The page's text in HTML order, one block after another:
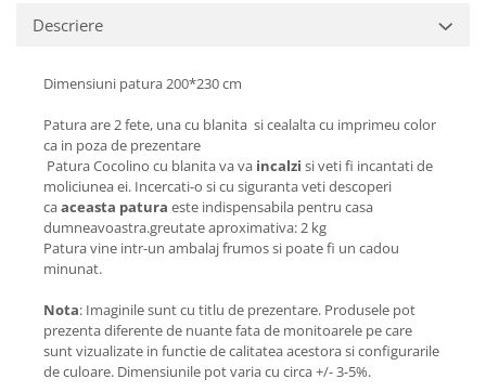
Descriere
Dimensiuni patura 200*230 cm
Patura are 2 fete, una cu blanita si cealalta cu imprimeu color
ca in poza de prezentare
Patura Cocolino cu blanita va va incalzi si veti fi incantati de
moliciunea ei. Incercati-o si cu siguranta veti descoperi
caaceasta patura este indispensabila pentru casa
dumneavoastra.greutate aproximativa: 2 kg
Patura vine intr-un ambalaj frumos si poate fi un cadou
minunat.
Nota: Imaginile sunt cu titlu de prezentare. Produsele pot
prezenta diferente de nuante fata de monitoarele pe care
sunt vizualizate in functie de calitatea acestora si configurarile
de culoare. Dimensiunile pot varia cu circa +/- 3-5%.